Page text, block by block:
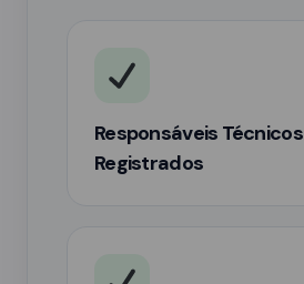
Responsáveis Técnicos
Registrados